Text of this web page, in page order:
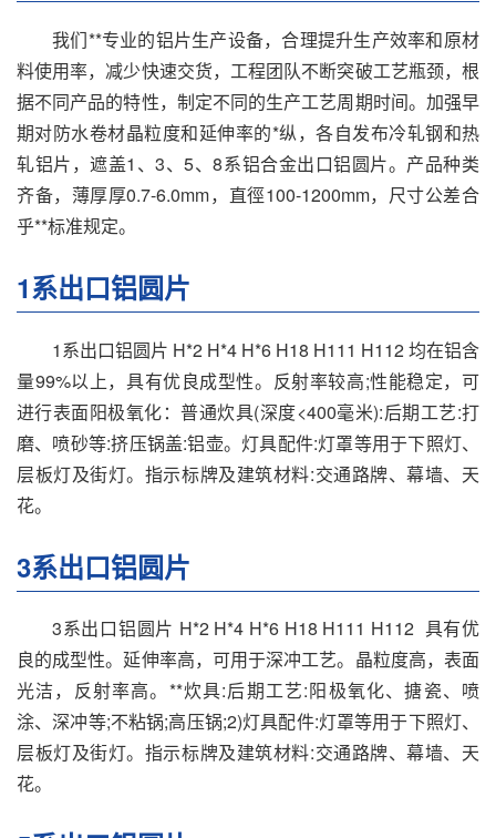
我们**专业的铝片生产设备，合理提升生产效率和原材
料使用率，减少快速交货，工程团队不断突破工艺瓶颈，根
据不同产品的特性，制定不同的生产工艺周期时间。加强早
期对防水卷材晶粒度和延伸率的*纵，各自发布冷轧钢和热
轧铝片，遮盖1、3、5、8系铝合金出口铝圆片。产品种类
齐备，薄厚厚0.7-6.0mm，直徑100-1200mm，尺寸公差合
乎**标准规定。
1系出口铝圆片
1系出口铝圆片 H*2 H*4 H*6 H18 H111 H112 均在铝含
量99%以上，具有优良成型性。反射率较高;性能稳定，可
进行表面阳极氧化：普通炊具(深度<400毫米):后期工艺:打
磨、喷砂等:挤压锅盖:铝壶。灯具配件:灯罩等用于下照灯、
层板灯及街灯。指示标牌及建筑材料:交通路牌、幕墙、天
花。
3系出口铝圆片
3系出口铝圆片 H*2 H*4 H*6 H18 H111 H112 具有优
良的成型性。延伸率高，可用于深冲工艺。晶粒度高，表面
光洁，反射率高。**炊具:后期工艺:阳极氧化、搪瓷、喷
涂、深冲等;不粘锅;高压锅;2)灯具配件:灯罩等用于下照灯、
层板灯及街灯。指示标牌及建筑材料:交通路牌、幕墙、天
花。